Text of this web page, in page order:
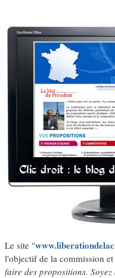
Le site "
l'objectif de la commission
faire des propositions.